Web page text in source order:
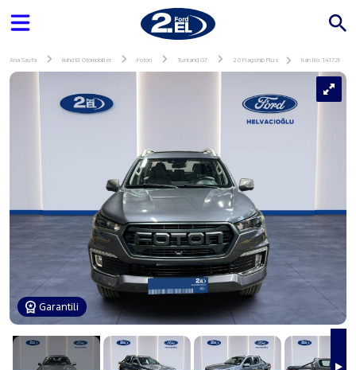
Ana Sayfa İkinci El Otomobiller Foton Tunland G7 2.0 Flagship Plus İlan No: 141721
Garantili